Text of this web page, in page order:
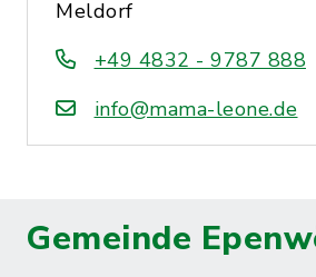
Meldorf
+49 4832 - 9787 888
info@mama-leone.de
Gemeinde